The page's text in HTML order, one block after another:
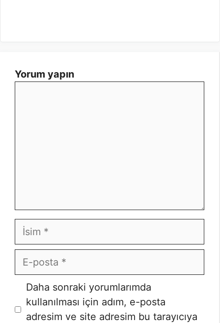
Yorum yapın
İsim
E-
posta
Daha sonraki yorumlarımda
kullanılması için adım, e-posta
adresim ve site adresim bu tarayıcıya